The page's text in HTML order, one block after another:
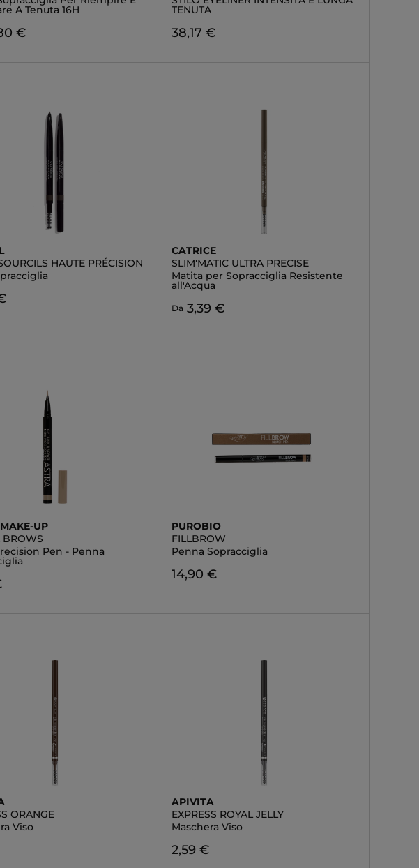
A Tenuta 16H
€
TENUTA
38,17 €
HAUTE PRÉCISION
CATRICE
SLIM'MATIC ULTRA PRECISE
Matita per Sopracciglia Resistente
all'Acqua
Da 3,39 €
UP
BROWS
Pen - Penna
PUROBIO
FILLBROW
Penna Sopracciglia
14,90 €
ORANGE
Viso
APIVITA
EXPRESS ROYAL JELLY
Maschera Viso
2,59 €